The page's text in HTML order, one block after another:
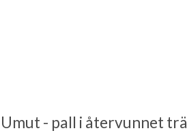
Umut - pall i återvunnet trä